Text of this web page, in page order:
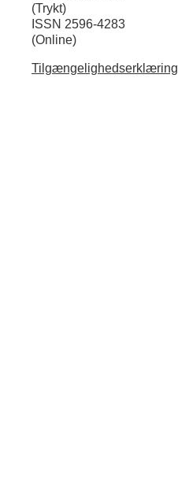
(Trykt)
ISSN 2596-4283
(Online)
Tilgængelighedserklæring